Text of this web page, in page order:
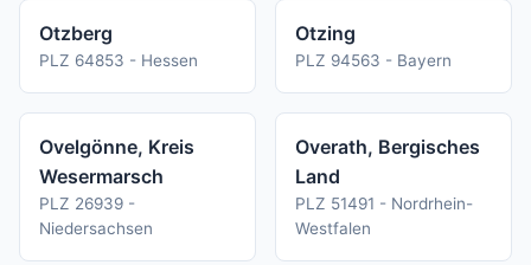
Otzberg
PLZ 64853 - Hessen
Otzing
PLZ 94563 - Bayern
Ovelgönne, Kreis
Wesermarsch
PLZ 26939 -
Niedersachsen
Overath, Bergisches
Land
PLZ 51491 - Nordrhein-
Westfalen